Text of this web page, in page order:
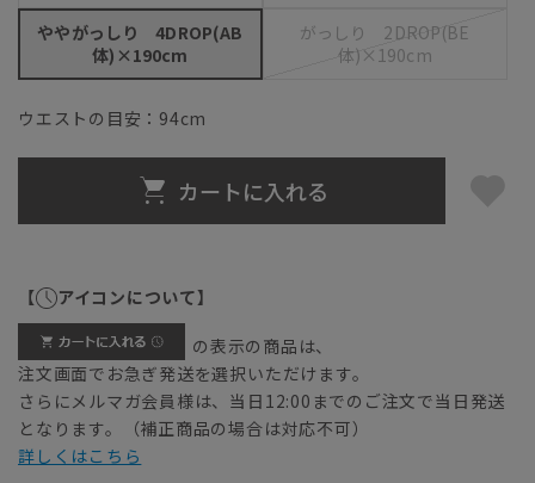
ややがっしり 4DROP(AB
体)×190cm
がっしり 2DROP(BE
体)×190cm
ウエストの目安： 94cm
カートに入れる
【 アイコンについて】
の表示の商品は、
注文画面でお急ぎ発送を選択いただけます。
さらにメルマガ会員様は、当日12:00までのご注文で当日発送
となります。（補正商品の場合は対応不可）
詳しくはこちら